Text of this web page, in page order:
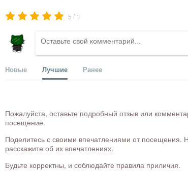
5 / 1
Новые Лучшие Ранее
Пожалуйста, оставьте подробный отзыв или
посещение.
Поделитесь с своими впечатлениями от посещения.
расскажите об их впечатлениях.
Будьте корректны, и соблюдайте правила приличия.